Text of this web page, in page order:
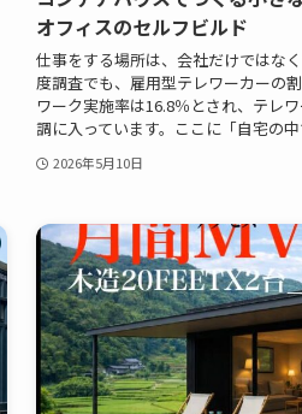
オフィスのセルフビルド
仕事をする場所は、会社だけではな
度調査でも、雇用型テレワーカーの
ワーク実施率は16.8％とされ、テレ
調に入っています。ここに「自宅の中
2026年5月10日